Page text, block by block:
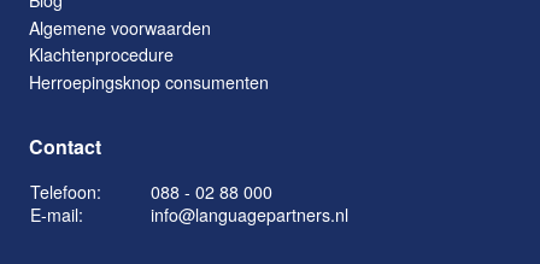
Algemene voorwaarden
Klachtenprocedure
Herroepingsknop consumenten
Contact
Telefoon:
088 - 02 88 000
E-mail:
info@languagepartners.nl